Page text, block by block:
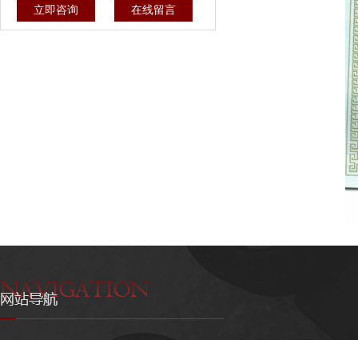
立即咨询 在线留言